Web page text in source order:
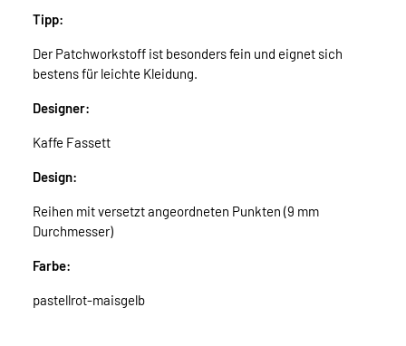
Tipp:
Der Patchworkstoff ist besonders fein und eignet sich
bestens für leichte Kleidung.
Designer:
Kaffe Fassett
Design:
Reihen mit versetzt angeordneten Punkten (9 mm
Durchmesser)
Farbe:
pastellrot-maisgelb